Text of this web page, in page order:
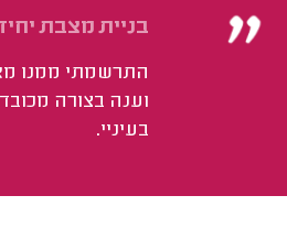
בניית מצבת
התרשמתי ממנו
וענה בצורה
בעיניי.